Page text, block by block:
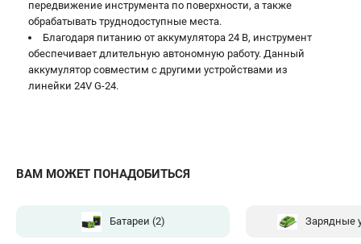
ТЕЛЕФОН (САНКТ-ПЕТЕРБУРГ)
+7 (812) 336-63-08
Информация размещённая на сайте не является публичной
пн-пт - с 9:00 до 18:00
ЗАКАЗ ЗАПЧАСТЕЙ
ВАМ МОЖЕТ ПОНАДОБИТЬСЯ
Батареи (2) Зарядные
передвижение инструмента по поверхности, а также
обрабатывать труднодоступные места.
Благодаря питанию от аккумулятора 24 В, инструмент
обеспечивает длительную автономную работу. Данный
аккумулятор совместим с другими устройствами из
линейки 24V G-24.